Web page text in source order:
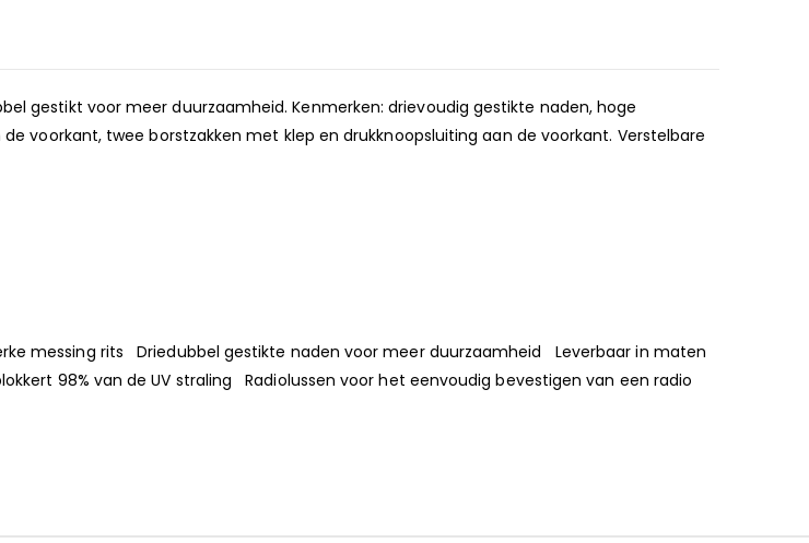
gestikt voor meer duurzaamheid. Kenmerken: drievoudig gestikte naden, hoge
voorkant, twee borstzakken met klep en drukknoopsluiting aan de voorkant. Verstelbare
messing rits Driedubbel gestikte naden voor meer duurzaamheid Leverbaar in maten
98% van de UV straling Radiolussen voor het eenvoudig bevestigen van een radio